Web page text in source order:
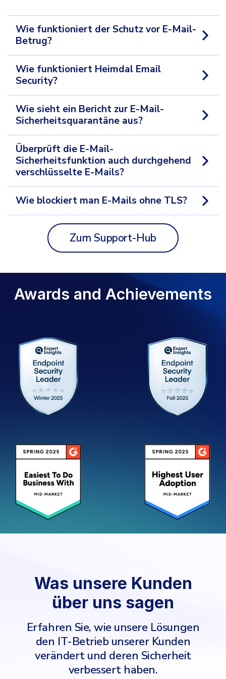
Wie funktioniert der Schutz vor E-Mail-
Betrug?
Wie funktioniert Heimdal Email
Security?
Wie sieht ein Bericht zur E-Mail-
Sicherheitsquarantäne aus?
Überprüft die E-Mail-
Sicherheitsfunktion auch durchgehend
verschlüsselte E-Mails?
Wie blockiert man E-Mails ohne TLS?
Zum Support-Hub
Awards and Achievements
Was unsere Kunden
über uns sagen
Erfahren Sie, wie unsere Lösungen
den IT-Betrieb unserer Kunden
verändert und deren Sicherheit
verbessert haben.